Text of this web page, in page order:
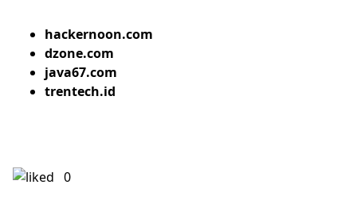
hackernoon.com
dzone.com
java67.com
trentech.id
0